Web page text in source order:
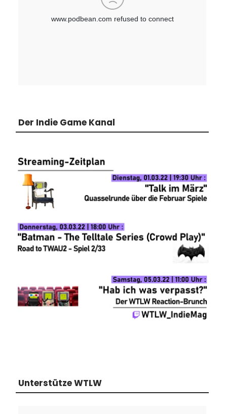
Der Indie Game Kanal
Unterstütze WTLW